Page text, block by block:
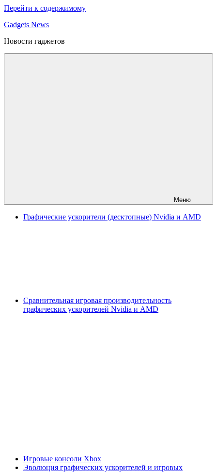
Перейти к содержимому
Gadgets News
Новости гаджетов
Меню
Графические ускорители (десктопные) Nvidia и AMD
Сравнительная игровая производительность
графических ускорителей Nvidia и AMD
Игровые консоли Xbox
Эволюция графических ускорителей и игровых